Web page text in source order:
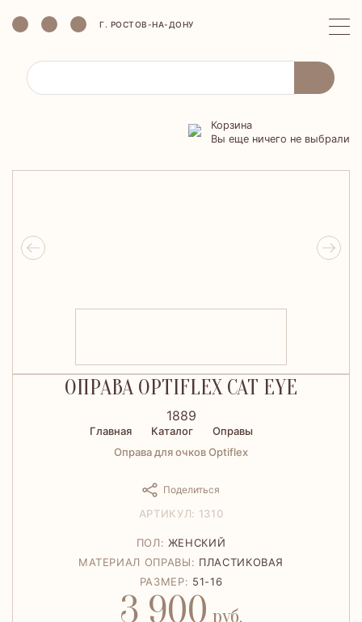
Г. РОСТОВ-НА-ДОНУ
Корзина
Вы еще ничего не выбрали
ОПРАВА OPTIFLEX CAT EYE
1889
Главная Каталог
Оправы
Оправа для очков Optiflex
Поделиться
АРТИКУЛ: 1310
ПОЛ: ЖЕНСКИЙ
МАТЕРИАЛ ОПРАВЫ: ПЛАСТИКОВАЯ
РАЗМЕР: 51-16
3 900 руб.